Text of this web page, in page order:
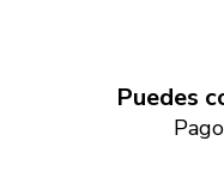
Puedes